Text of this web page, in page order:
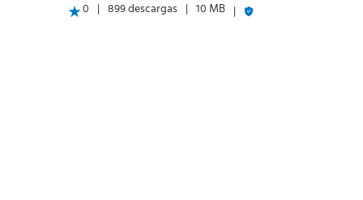
0 899 descargas 10 MB